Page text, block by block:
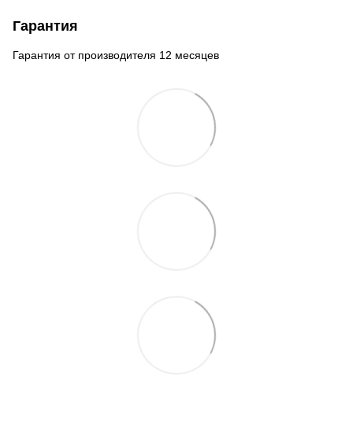
Гарантия
Гарантия от производителя 12 месяцев